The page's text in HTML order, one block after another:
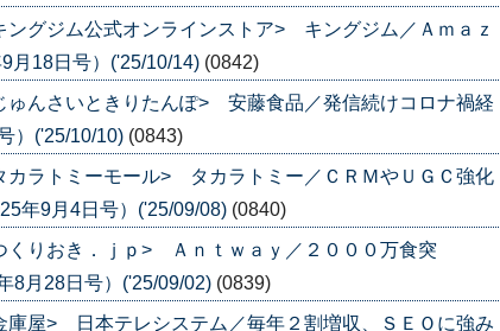
グジム公式オンラインストア> キングジム／Ａｍａｚ
月18日号）('25/10/14) (0842)
ゅんさいときりたんぽ> 安藤食品／発信続けコロナ禍経
）('25/10/10) (0843)
カラトミーモール> タカラトミー／ＣＲＭやＵＧＣ強化
年9月4日号）('25/09/08) (0840)
くりおき．ｊｐ> Ａｎｔｗａｙ／２０００万食突
8月28日号）('25/09/02) (0839)
庫屋> 日本テレシステム／毎年２割増収、ＳＥＯに強み